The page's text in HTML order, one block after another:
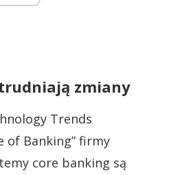
zmiany
Trends
of Banking” firmy
core banking są